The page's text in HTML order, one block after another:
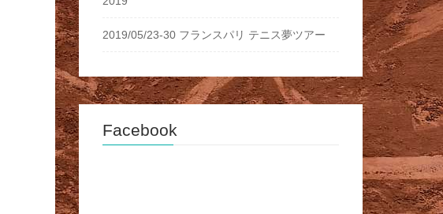
2019/05/23-30 フランスパリ テニス夢ツアー
Facebook